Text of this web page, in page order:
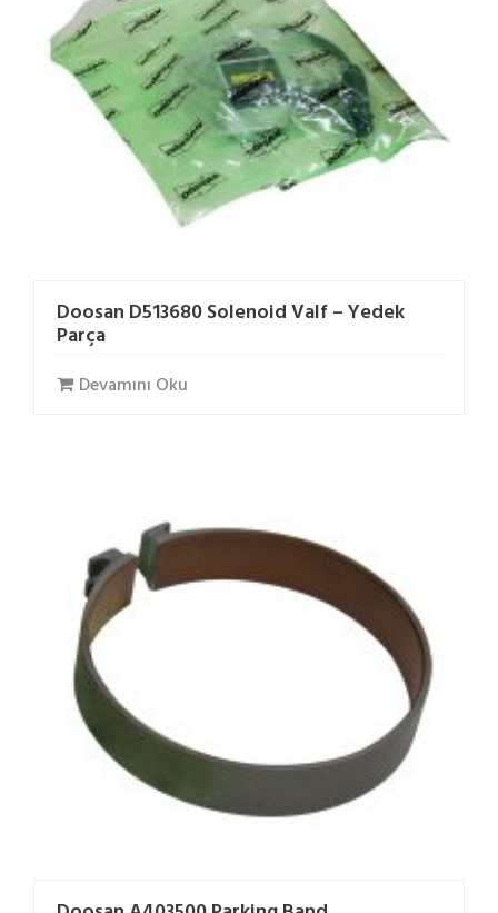
Doosan D513680 Solenoid Valf – Yedek
Parça
Devamını Oku